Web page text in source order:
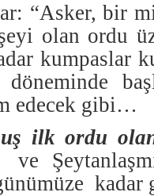
“Asker, bir
olan ordu
kumpaslar
edecek gibi…
ilk ordu
ve
kadar